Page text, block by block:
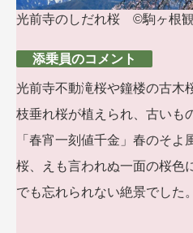
光前寺のしだれ桜 ©駒ヶ根
添乗員のコメント
光前寺不動滝桜や鐘楼の古木
枝垂れ桜が植えられ、古いも
「春宵一刻値千金」春のそ
桜、えも言われぬ一面の桜色
でも忘れられない絶景でした。